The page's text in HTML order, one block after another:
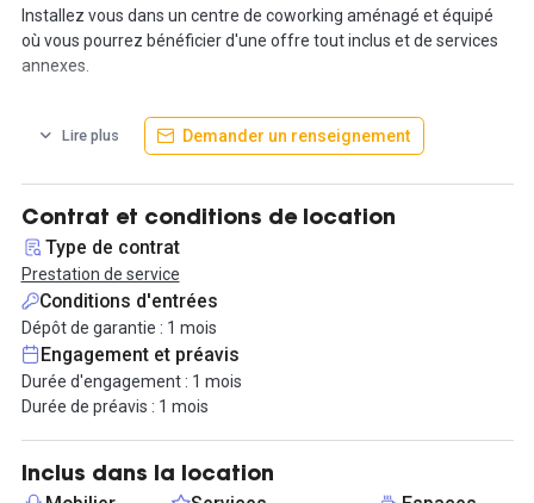
Installez vous dans un centre de coworking aménagé et équipé
où vous pourrez bénéficier d'une offre tout inclus et de services
annexes.
Idéalement situé, boulevard Gambetta, au pied du métro
Corentin-Celton (ligne 12) et à proximité du nouveau centre de
espace privatif de 7 m² avec un poste de travail.
Vous pourrez profiter également de tous les avantages d'un
environnement collaboratif et de ses services partagés.
Les espaces communs du coworking sont en libre accès, l'accueil,
le salon détente, les phones box, les salles réunions, l'espace
cuisine pour déjeuner et l'espace reprographie.
Vous n'avez plus qu'à installer votre équipe !
Contactez nous pour organiser une visite !
Lire plus Demander un renseignement
Contrat et conditions de location
Type de contrat
Prestation de service
Conditions d'entrées
Dépôt de garantie : 1 mois
Engagement et préavis
Durée d'engagement : 1 mois
Durée de préavis : 1 mois
Inclus dans la location